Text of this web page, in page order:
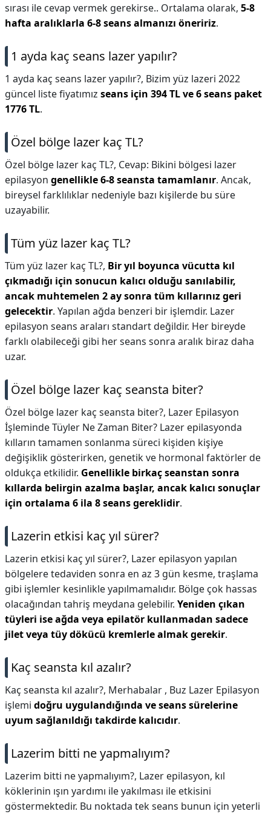
sırası ile cevap vermek gerekirse.. Ortalama olarak, 5-8
hafta aralıklarla 6-8 seans almanızı öneririz.
1 ayda kaç seans lazer yapılır?
1 ayda kaç seans lazer yapılır?, Bizim yüz lazeri 2022
güncel liste fiyatımız seans için 394 TL ve 6 seans paket
1776 TL.
Özel bölge lazer kaç TL?
Özel bölge lazer kaç TL?, Cevap: Bikini bölgesi lazer
epilasyon genellikle 6-8 seansta tamamlanır. Ancak,
bireysel farklılıklar nedeniyle bazı kişilerde bu süre
uzayabilir.
Tüm yüz lazer kaç TL?
Tüm yüz lazer kaç TL?, Bir yıl boyunca vücutta kıl
çıkmadığı için sonucun kalıcı olduğu sanılabilir,
ancak muhtemelen 2 ay sonra tüm kıllarınız geri
gelecektir. Yapılan ağda benzeri bir işlemdir. Lazer
epilasyon seans araları standart değildir. Her bireyde
farklı olabileceği gibi her seans sonra aralık biraz daha
uzar.
Özel bölge lazer kaç seansta biter?
Özel bölge lazer kaç seansta biter?, Lazer Epilasyon
İşleminde Tüyler Ne Zaman Biter? Lazer epilasyonda
kılların tamamen sonlanma süreci kişiden kişiye
değişiklik gösterirken, genetik ve hormonal faktörler de
oldukça etkilidir. Genellikle birkaç seanstan sonra
kıllarda belirgin azalma başlar, ancak kalıcı sonuçlar
için ortalama 6 ila 8 seans gereklidir.
Lazerin etkisi kaç yıl sürer?
Lazerin etkisi kaç yıl sürer?, Lazer epilasyon yapılan
bölgelere tedaviden sonra en az 3 gün kesme, traşlama
gibi işlemler kesinlikle yapılmamalıdır. Bölge çok hassas
olacağından tahriş meydana gelebilir. Yeniden çıkan
tüyleri ise ağda veya epilatör kullanmadan sadece
jilet veya tüy dökücü kremlerle almak gerekir.
Kaç seansta kıl azalır?
Kaç seansta kıl azalır?, Merhabalar , Buz Lazer Epilasyon
işlemi doğru uygulandığında ve seans sürelerine
uyum sağlanıldığı takdirde kalıcıdır.
Lazerim bitti ne yapmalıyım?
Lazerim bitti ne yapmalıyım?, Lazer epilasyon, kıl
köklerinin ışın yardımı ile yakılması ile etkisini
göstermektedir. Bu noktada tek seans bunun için yeterli